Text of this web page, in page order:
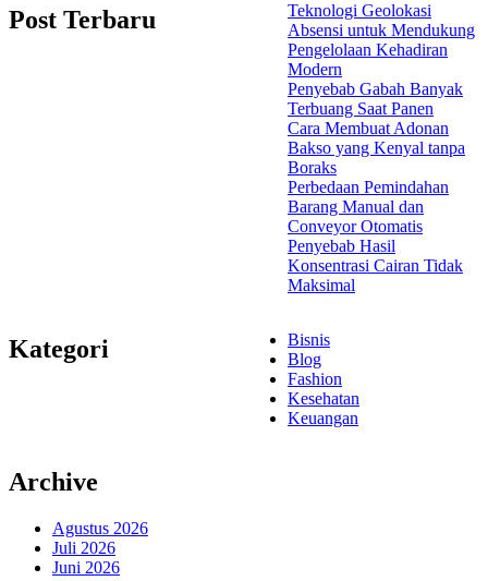
Post Terbaru
Teknologi Geolokasi
Absensi untuk Mendukung
Pengelolaan Kehadiran
Modern
Penyebab Gabah Banyak
Terbuang Saat Panen
Cara Membuat Adonan
Bakso yang Kenyal tanpa
Boraks
Perbedaan Pemindahan
Barang Manual dan
Conveyor Otomatis
Penyebab Hasil
Konsentrasi Cairan Tidak
Maksimal
Kategori
Bisnis
Blog
Fashion
Kesehatan
Keuangan
Archive
Agustus 2026
Juli 2026
Juni 2026